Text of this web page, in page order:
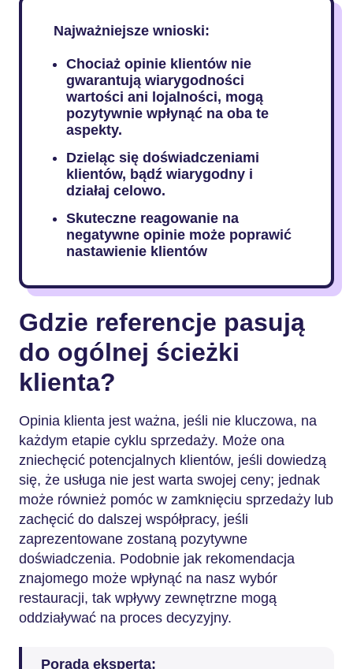
Najważniejsze wnioski:
Chociaż opinie klientów nie
gwarantują wiarygodności
wartości ani lojalności, mogą
pozytywnie wpłynąć na oba te
aspekty.
Dzieląc się doświadczeniami
klientów, bądź wiarygodny i
działaj celowo.
Skuteczne reagowanie na
negatywne opinie może poprawić
nastawienie klientów
Gdzie referencje pasują
do ogólnej ścieżki
klienta?
Opinia klienta jest ważna, jeśli nie kluczowa, na
każdym etapie cyklu sprzedaży. Może ona
zniechęcić potencjalnych klientów, jeśli dowiedzą
się, że usługa nie jest warta swojej ceny; jednak
może również pomóc w zamknięciu sprzedaży lub
zachęcić do dalszej współpracy, jeśli
zaprezentowane zostaną pozytywne
doświadczenia. Podobnie jak rekomendacja
znajomego może wpłynąć na nasz wybór
restauracji, tak wpływy zewnętrzne mogą
oddziaływać na proces decyzyjny.
Porada eksperta: